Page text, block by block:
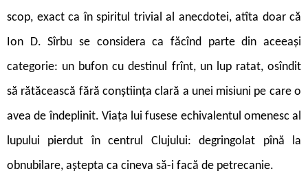
scop, exact ca în spiritul trivial al anecdotei, atîta doar că
Ion D. Sîrbu se considera ca făcînd parte din aceeași
categorie: un bufon cu destinul frînt, un lup ratat, osîndit
să rătăcească fără conștiința clară a unei misiuni pe care o
avea de îndeplinit. Viața lui fusese echivalentul omenesc al
lupului pierdut în centrul Clujului: degringolat pînă la
obnubilare, aștepta ca cineva să-i facă de petrecanie.